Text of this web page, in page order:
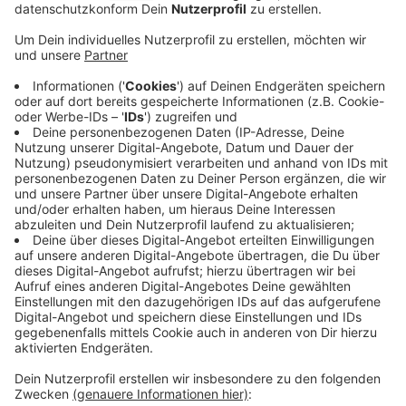
Veröffentlicht:Donnerstag, 05.11.2020 15:17
Die Plattform hat dafür Bewertungen von
Arbeitnehmern ausgewertet, die in der ersten
Jahreshälfte 2020 abgegeben wurden. Im Fokus
standen unter anderem die Angebote zum flexiblen
Arbeiten, zur Kinderbetreuung und der betrieblichen
Altersvorsorge sowie das Vorgesetztenverhalten und
die Gleichberechtigung im Unternehmen. Auch in einem
Ranking unter Berufseinsteigern hat Covestro gut
abgeschnitten. Demnach möchten besonders junge
Ingenieure und Naturwissenschaftler bei dem
Unternehmen arbeiten.
Anzeige